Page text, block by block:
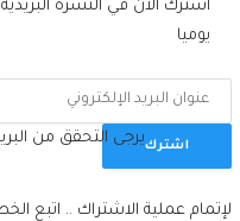
اشترك الآن في النشرة
يوميا
اشتركيرجى التحقق من
لإتمام عملية الاشتراك .. اتبع